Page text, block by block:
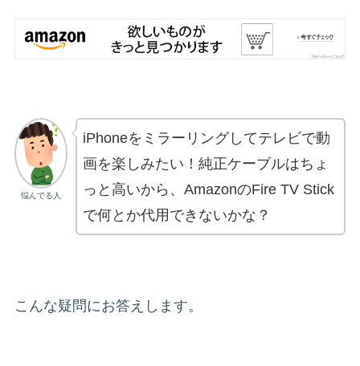
悩んでる人
iPhoneをミラーリングしてテレビで動
画を楽しみたい！純正ケーブルはちょ
っと高いから、AmazonのFire TV Stick
で何とか代用できないかな？
こんな疑問にお答えします。